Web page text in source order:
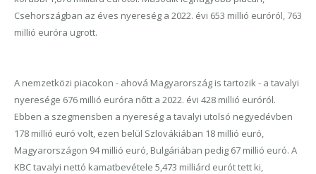
Csehországban az éves nyereség a 2022. évi 653 millió euróról, 763
millió euróra ugrott.
A nemzetközi piacokon - ahová Magyarország is tartozik - a tavalyi
nyeresége 676 millió euróra nőtt a 2022. évi 428 millió euróról.
Ebben a szegmensben a nyereség a tavalyi utolsó negyedévben
178 millió euró volt, ezen belül Szlovákiában 18 millió euró,
Magyarországon 94 millió euró, Bulgáriában pedig 67 millió euró. A
KBC tavalyi nettó kamatbevétele 5,473 milliárd eurót tett ki,